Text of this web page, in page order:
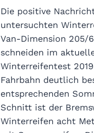
Die positive
untersuchten
Van-Dimension 205/
schneiden im
Winterreifentest
Fahrbahn deutlich
entsprechenden
Schnitt ist der
Winterreifen acht